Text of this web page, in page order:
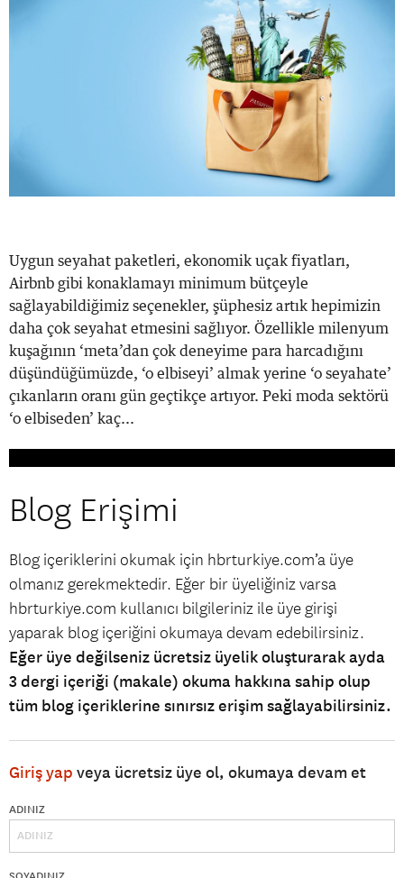
Uygun seyahat paketleri, ekonomik uçak fiyatları,
Airbnb gibi konaklamayı minimum bütçeyle
sağlayabildiğimiz seçenekler, şüphesiz artık hepimizin
daha çok seyahat etmesini sağlıyor. Özellikle milenyum
kuşağının ‘meta’dan çok deneyime para harcadığını
düşündüğümüzde, ‘o elbiseyi’ almak yerine ‘o seyahate’
çıkanların oranı gün geçtikçe artıyor. Peki moda sektörü
‘o elbiseden’ kaç...
Blog Erişimi
Blog içeriklerini okumak için hbrturkiye.com’a üye
olmanız gerekmektedir. Eğer bir üyeliğiniz varsa
hbrturkiye.com kullanıcı bilgileriniz ile üye girişi
yaparak blog içeriğini okumaya devam edebilirsiniz.
Eğer üye değilseniz ücretsiz üyelik oluşturarak ayda
3 dergi içeriği (makale) okuma hakkına sahip olup
tüm blog içeriklerine sınırsız erişim sağlayabilirsiniz.
Giriş yap veya ücretsiz üye ol, okumaya devam et
ADINIZ